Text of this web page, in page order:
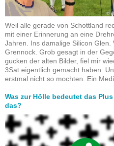
Weil alle gerade von Schottland
mit einer Erinnerung an eine
Jahren. Ins damalige Silicon
Grennock. Grob gesagt in der
gucken der alten Bilder, fiel mir
3Sat eigentlich gemacht haben.
erstmal nicht so mochten. Ein
Was zur Hölle bedeutet das
das?